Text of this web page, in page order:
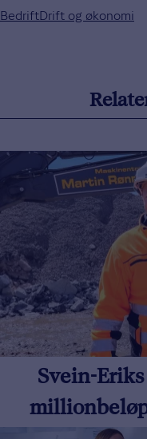
BedriftDrift og økonomi
Svein-